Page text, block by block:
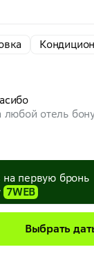
любой отель
на первую бронь
7WEB
₽
Выбрать